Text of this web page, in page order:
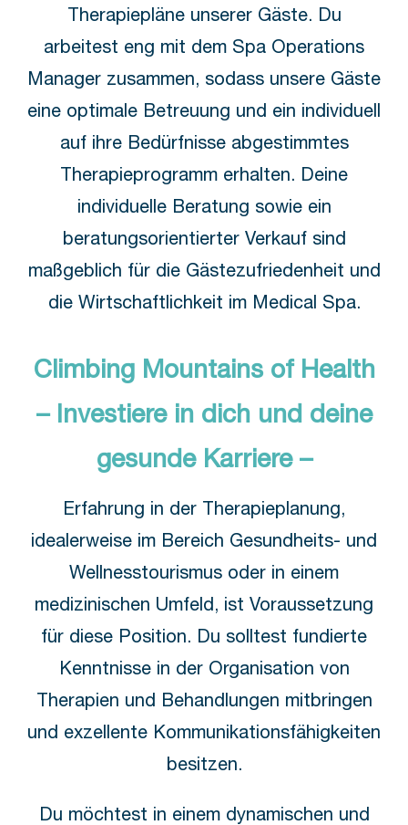
Therapiepläne unserer Gäste. Du
arbeitest eng mit dem Spa Operations
Manager zusammen, sodass unsere Gäste
eine optimale Betreuung und ein individuell
auf ihre Bedürfnisse abgestimmtes
Therapieprogramm erhalten. Deine
individuelle Beratung sowie ein
beratungsorientierter Verkauf sind
maßgeblich für die Gästezufriedenheit und
die Wirtschaftlichkeit im Medical Spa.
Climbing Mountains of Health
– Investiere in dich und deine
gesunde Karriere –
Erfahrung in der Therapieplanung,
idealerweise im Bereich Gesundheits- und
Wellnesstourismus oder in einem
medizinischen Umfeld, ist Voraussetzung
für diese Position. Du solltest fundierte
Kenntnisse in der Organisation von
Therapien und Behandlungen mitbringen
und exzellente Kommunikationsfähigkeiten
besitzen.
Du möchtest in einem dynamischen und